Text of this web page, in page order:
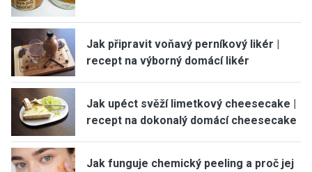
Jak připravit voňavý perníkový likér |
recept na výborný domácí likér
Jak upéct svěží limetkový cheesecake |
recept na dokonalý domácí cheesecake
Jak funguje chemický peeling a proč jej